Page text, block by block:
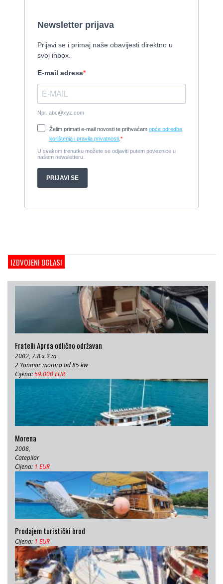
Izletnički brod - 94 osobe
Cijena:370.000 EUR
Tender Williams 325 TurboJet - sniženo!
2008, 325 x 1.7 m, weber 750
Damor 900 FURIA - EXTRA OPREMA - PRILIKA - SNIŽENA
CIJENA
2008, 8,98 x 3 m, Yanmar 200kW - unutranji, diesel
Cijena:65.000 EUR
Prodajem jedrilicu ELAN 31 S
Cijena:27.000 EUR
1998, 19 x 5 m, Volvo penta 306ks
M/B San snova
2008, 27 x 6.5 m, Volvo penta 350 KS
Cijena:
IZDVOJENI OGLASI
Fratelli Aprea odlično održavan
2002, 7.8 x 2 m
2 Yanmar motora od 85 kw
Cijena:59.000 EUR
Morena
2008,
Catepilar
Cijena: 1 EUR
Prodajem turistički brod
Cijena: 1 EUR